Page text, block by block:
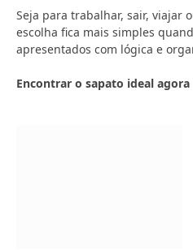
Seja para trabalhar, sair, viajar
escolha fica mais simples
apresentados com lógica e
Encontrar o sapato ideal agora